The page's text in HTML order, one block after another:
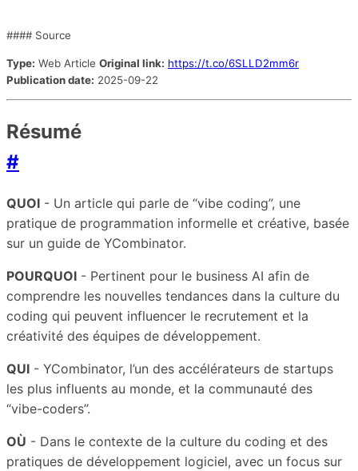
#### Source
Type: Web Article Original link: https://t.co/6SLLD2mm6r
Publication date: 2025-09-22
Résumé
#
QUOI - Un article qui parle de “vibe coding”, une
pratique de programmation informelle et créative, basée
sur un guide de YCombinator.
POURQUOI - Pertinent pour le business AI afin de
comprendre les nouvelles tendances dans la culture du
coding qui peuvent influencer le recrutement et la
créativité des équipes de développement.
QUI - YCombinator, l’un des accélérateurs de startups
les plus influents au monde, et la communauté des
“vibe-coders”.
OÙ - Dans le contexte de la culture du coding et des
pratiques de développement logiciel, avec un focus sur